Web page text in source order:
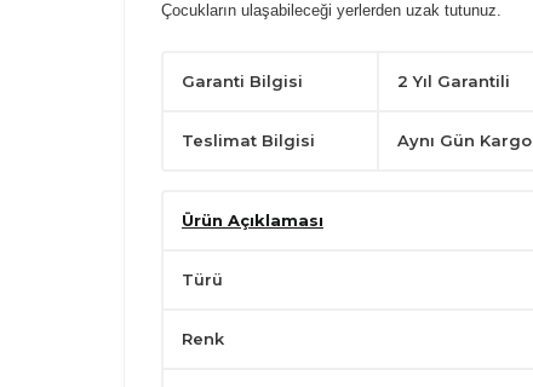
Çocukların ulaşabileceği yerlerden uzak tutunuz.
Garanti Bilgisi 2 Yıl Garantili
Teslimat Bilgisi Aynı Gün Kargo
Ürün Açıklaması
Türü
Renk